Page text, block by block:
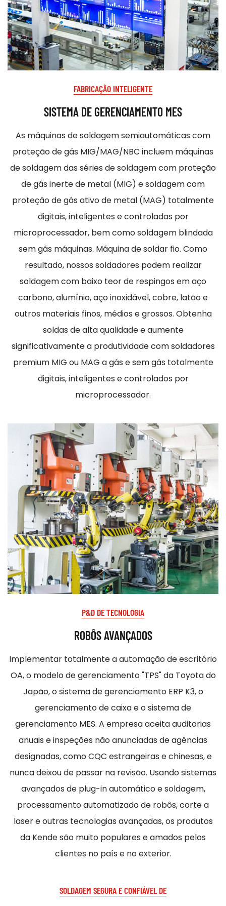
FABRICAÇÃO INTELIGENTE
SISTEMA DE GERENCIAMENTO MES
As máquinas de soldagem semiautomáticas com
proteção de gás MIG/MAG/NBC incluem máquinas
de soldagem das séries de soldagem com proteção
de gás inerte de metal (MIG) e soldagem com
proteção de gás ativo de metal (MAG) totalmente
digitais, inteligentes e controladas por
microprocessador, bem como soldagem blindada
sem gás máquinas. Máquina de soldar fio. Como
resultado, nossos soldadores podem realizar
soldagem com baixo teor de respingos em aço
carbono, alumínio, aço inoxidável, cobre, latão e
outros materiais finos, médios e grossos. Obtenha
soldas de alta qualidade e aumente
significativamente a produtividade com soldadores
premium MIG ou MAG a gás e sem gás totalmente
digitais, inteligentes e controlados por
microprocessador.
P&D DE TECNOLOGIA
ROBÔS AVANÇADOS
Implementar totalmente a automação de escritório
OA, o modelo de gerenciamento "TPS" da Toyota do
Japão, o sistema de gerenciamento ERP K3, o
gerenciamento de caixa e o sistema de
gerenciamento MES. A empresa aceita auditorias
anuais e inspeções não anunciadas de agências
designadas, como CQC estrangeiras e chinesas, e
nunca deixou de passar na revisão. Usando sistemas
avançados de plug-in automático e soldagem,
processamento automatizado de robôs, corte a
laser e outras tecnologias avançadas, os produtos
da Kende são muito populares e amados pelos
clientes no país e no exterior.
SOLDAGEM SEGURA E CONFIÁVEL DE